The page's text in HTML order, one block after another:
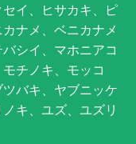
イ、ヒサカキ、ピ
ナメ、ベニカナメ
シイ、マホニアコ
チノキ、モッコ
バキ、ヤブニッケ
キ、ユズ、ユズリ